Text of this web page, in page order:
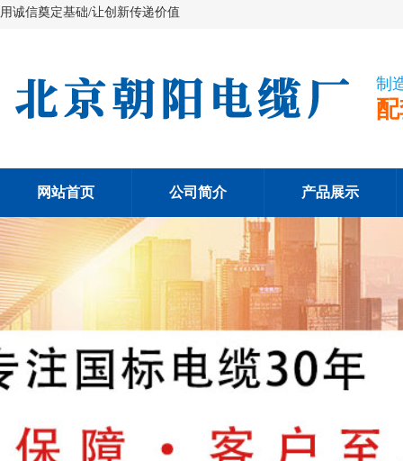
用诚信奠定基础/让创新传递价值
制
网站首页 公司简介 产品展示